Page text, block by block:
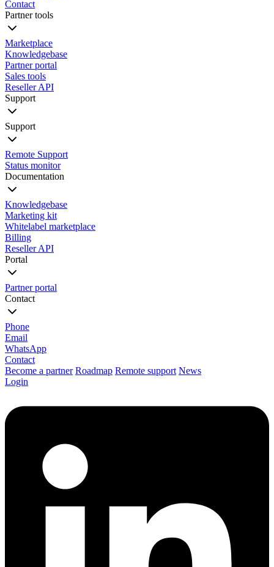
Contact
Partner tools
Marketplace
Knowledgebase
Partner portal
Sales tools
Reseller API
Support
Support
Remote Support
Status monitor
Documentation
Knowledgebase
Marketing kit
Whitelabel marketplace
Billing
Reseller API
Portal
Partner portal
Contact
Phone
Email
WhatsApp
Contact
Become a partner Roadmap Remote support News
Login